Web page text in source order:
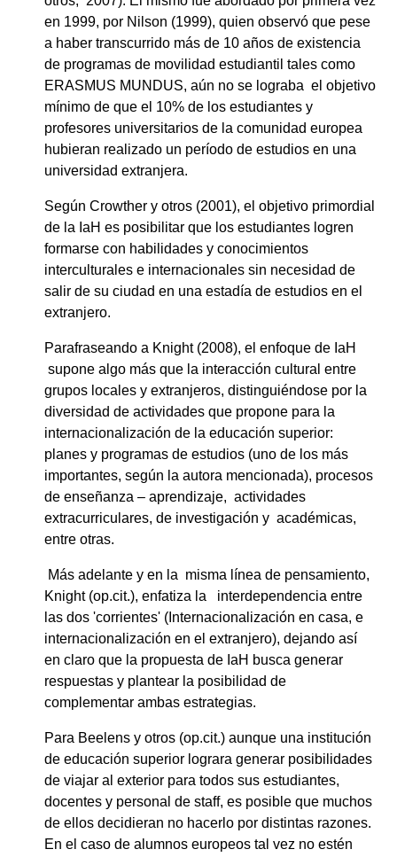
en 1999, por Nilson (1999), quien observó que pese
a haber transcurrido más de 10 años de existencia
de programas de movilidad estudiantil tales como
ERASMUS MUNDUS, aún no se lograba el objetivo
mínimo de que el 10% de los estudiantes y
profesores universitarios de la comunidad europea
hubieran realizado un período de estudios en una
universidad extranjera.
Según Crowther y otros (2001), el objetivo primordial
de la IaH es posibilitar que los estudiantes logren
formarse con habilidades y conocimientos
interculturales e internacionales sin necesidad de
salir de su ciudad en una estadía de estudios en el
extranjero.
Parafraseando a Knight (2008), el enfoque de IaH
supone algo más que la interacción cultural entre
grupos locales y extranjeros, distinguiéndose por la
diversidad de actividades que propone para la
internacionalización de la educación superior:
planes y programas de estudios (uno de los más
importantes, según la autora mencionada), procesos
de enseñanza – aprendizaje, actividades
extracurriculares, de investigación y académicas,
entre otras.
Más adelante y en la misma línea de pensamiento,
Knight (op.cit.), enfatiza la interdependencia entre
las dos 'corrientes' (Internacionalización en casa, e
internacionalización en el extranjero), dejando así
en claro que la propuesta de IaH busca generar
respuestas y plantear la posibilidad de
complementar ambas estrategias.
Para Beelens y otros (op.cit.) aunque una institución
de educación superior lograra generar posibilidades
de viajar al exterior para todos sus estudiantes,
docentes y personal de staff, es posible que muchos
de ellos decidieran no hacerlo por distintas razones.
En el caso de alumnos europeos tal vez no estén